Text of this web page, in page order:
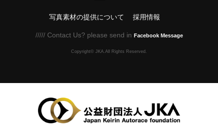
写真素材の提供について 採用情報
///// Contact Us? please send in Facebook Message
Copyright© JKA.All Rights Reserved.